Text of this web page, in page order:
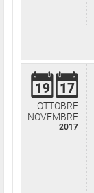
19 17
OTTOBRE
NOVEMBRE
2017